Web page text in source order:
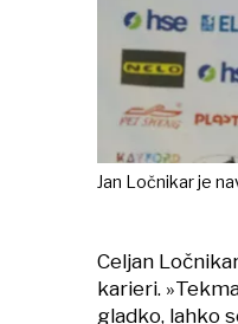
Jan Ločnikar je
Celjan
karieri.
gladko, lahko